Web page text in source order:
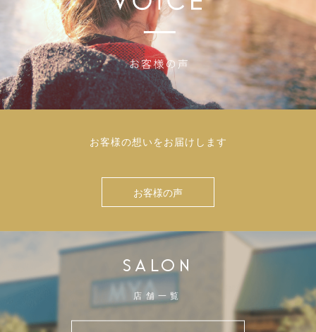
お客様の想いをお届けします
お客様の声
SALON
店舗一覧